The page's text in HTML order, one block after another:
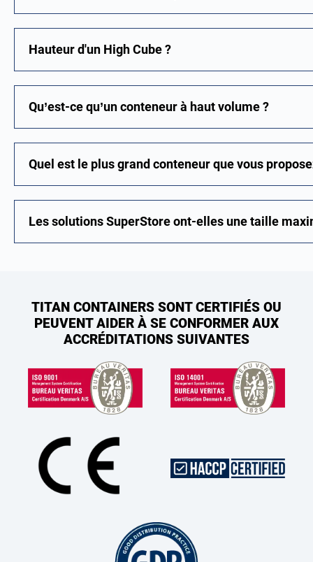
Hauteur d'un High Cube ?
Qu’est-ce qu’un conteneur à haut volume ?
Quel est le plus grand conteneur que vous
Les solutions SuperStore ont-elles une taille
TITAN CONTAINERS SONT CERTIFIÉS OU
PEUVENT AIDER À SE CONFORMER AUX
ACCRÉDITATIONS SUIVANTES